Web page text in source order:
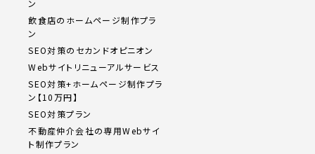
ン
飲食店のホームページ制作プラ
ン
SEO対策のセカンドオピニオン
Webサイトリニューアルサービス
SEO対策+ホームページ制作プラ
ン【10万円】
SEO対策プラン
不動産仲介会社の専用Webサイ
ト制作プラン